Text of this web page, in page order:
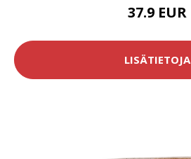
37.9 EUR
LISÄTIETOJA